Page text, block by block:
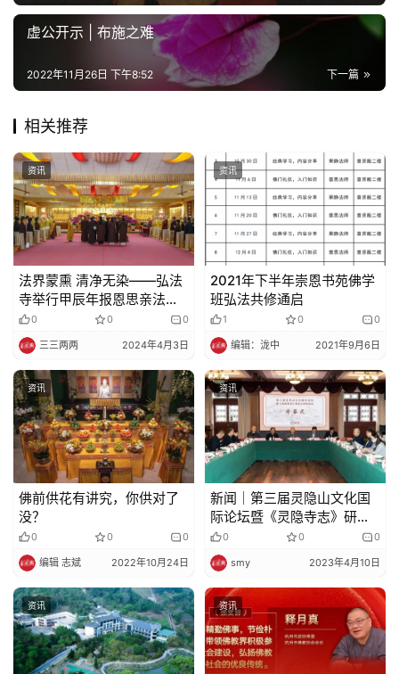
虚公开示 | 布施之难
下一篇
2022年11月26日 下午8:52
相关推荐
资讯
法界蒙熏 清净无染——弘法
寺举行甲辰年报恩思亲法界
圣凡冥阳两利水陆普度大斋
胜会
0 0 0
三三两两 2024年4月3日
资讯
2021年下半年崇恩书苑佛学
班弘法共修通启
1 0 0
编辑：泷中 2021年9月6日
资讯
佛前供花有讲究，你供对了
没？
0 0 0
编辑 志斌 2022年10月24日
资讯
新闻｜第三届灵隐山文化国
际论坛暨《灵隐寺志》研究
工作坊会议在杭州灵隐寺举
行
0 0 0
smy 2023年4月10日
资讯 资讯